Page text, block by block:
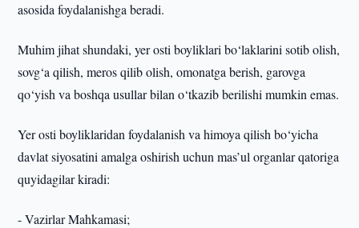
asosida foydalanishga beradi.
Muhim jihat shundaki, yer osti boyliklari bo‘laklarini sotib olish,
sovg‘a qilish, meros qilib olish, omonatga berish, garovga
qo‘yish va boshqa usullar bilan o‘tkazib berilishi mumkin emas.
Yer osti boyliklaridan foydalanish va himoya qilish bo‘yicha
davlat siyosatini amalga oshirish uchun mas’ul organlar qatoriga
quyidagilar kiradi:
- Vazirlar Mahkamasi;